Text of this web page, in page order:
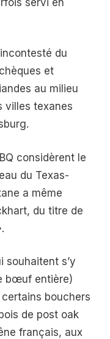
du
et
au milieu
villes texanes
considèrent le
du Texas-
a même
du titre de
souhaitent s’y
bœuf entière)
bouchers
de post oak
français, aux